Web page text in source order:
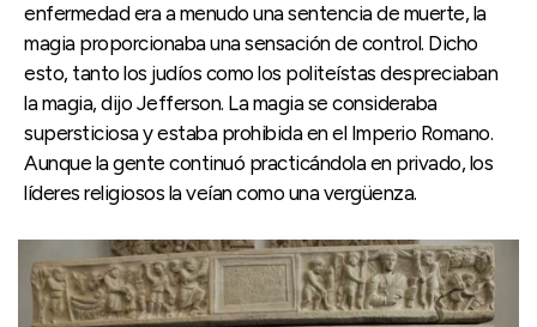
enfermedad era a menudo una sentencia de muerte, la
magia proporcionaba una sensación de control. Dicho
esto, tanto los judíos como los politeístas despreciaban
la magia, dijo Jefferson. La magia se consideraba
supersticiosa y estaba prohibida en el Imperio Romano.
Aunque la gente continuó practicándola en privado, los
líderes religiosos la veían como una vergüenza.